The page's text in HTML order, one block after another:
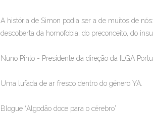
A história de Simon podia ser a de muitos de
descoberta da homofobia, do preconceito, do
Nuno Pinto - Presidente da direção da ILGA
Uma lufada de ar fresco dentro do género YA.
Blogue “Algodão doce para o cérebro”